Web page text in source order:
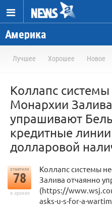
Америка
Лучшее Хорошее Новое
Коллапс
Монархии
упрашивают
кредитные
долларовой
отметили
78
в архиве
Коллапс системы
Залива отчаянно
(https://
asks-u-s-for-a-